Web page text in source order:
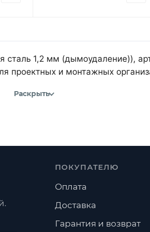
1,2 мм (дымоудаление)),
проектных и монтажных
Раскрыть
ПОКУПАТЕЛЮ
Оплата
Доставка
Гарантия и возврат